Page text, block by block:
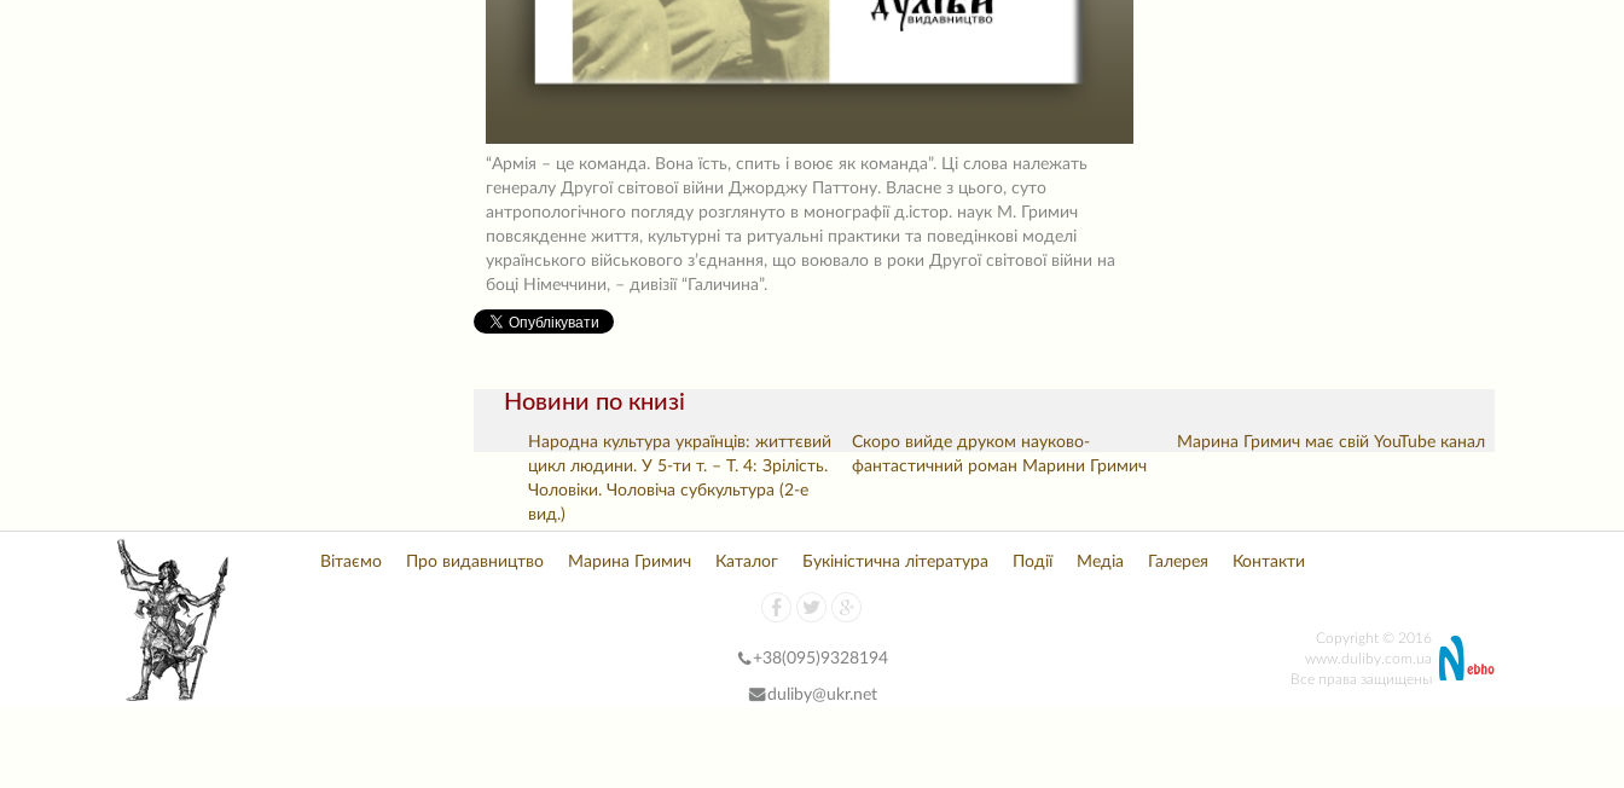
“Армія – це команда. Вона їсть, спить і воює як команда”. Ці слова належать
генералу Другої світової війни Джорджу Паттону. Власне з цього, суто
антропологічного погляду розглянуто в монографії д.істор. наук М. Гримич
повсякденне життя, культурні та ритуальні практики та поведінкові моделі
українського військового з’єднання, що воювало в роки Другої світової війни на
боці Німеччини, – дивізії “Галичина”.
Новини по книзі
Народна культура українців: життєвий
цикл людини. У 5-ти т. – Т. 4: Зрілість.
Чоловіки. Чоловіча субкультура (2-е
вид.)
Скоро вийде друком науково-
фантастичний роман Марини Гримич
Марина Гримич має свій YouTube канал
Вітаємо Про видавництво Марина Гримич Каталог Букіністична література Події Медіа Галерея Контакти
+38(095)9328194
duliby@ukr.net
Copyright © 2016
www.duliby.com.ua
Все права защищены